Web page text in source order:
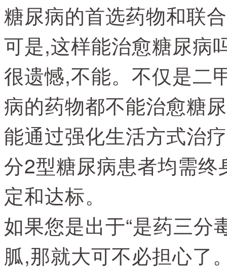
糖尿病的首选药物和联
可是,这样能治愈糖尿病
很遗憾,不能。不仅是二
病的药物都不能治愈糖
能通过强化生活方式治
分2型糖尿病患者均需
定和达标。
如果您是出于“是药三分
胍,那就大可不必担心了